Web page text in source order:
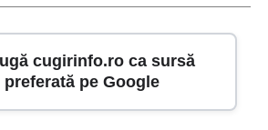
cugirinfo.ro ca sursă
preferată pe Google